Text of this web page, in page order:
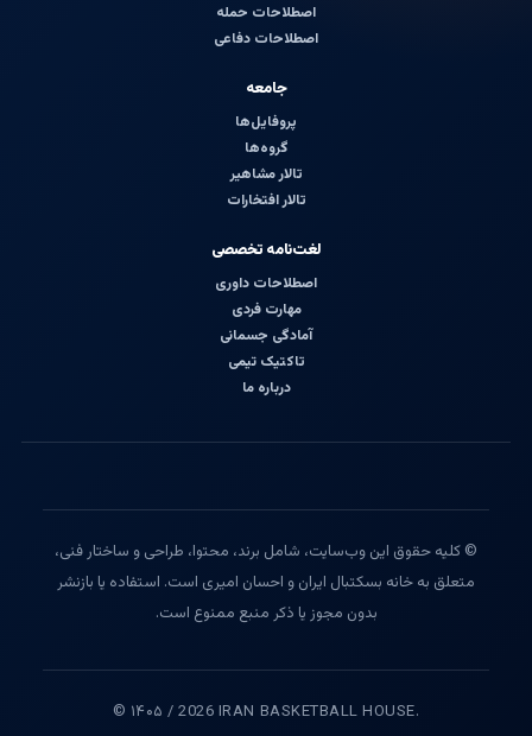
اصطلاحات حمله
اصطلاحات دفاعی
جامعه
پروفایل‌ها
گروه‌ها
تالار مشاهیر
تالار افتخارات
لغت‌نامه تخصصی
اصطلاحات داوری
مهارت فردی
آمادگی جسمانی
تاکتیک تیمی
درباره ما
© کلیه حقوق این وب‌سایت، شامل برند، محتوا، طراحی و ساختار فنی،
متعلق به خانه بسکتبال ایران و احسان امیری است. استفاده یا بازنشر
بدون مجوز یا ذکر منبع ممنوع است.
© ۱۴۰۵ / 2026 IRAN BASKETBALL HOUSE.